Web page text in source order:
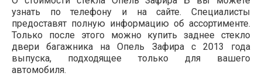
узнать по телефону и на сайте. Специалисты
предоставят полную информацию об ассортименте.
Только после этого можно купить заднее стекло
двери багажника на Опель Зафира с 2013 года
выпуска, подходящее только для вашего
автомобиля.